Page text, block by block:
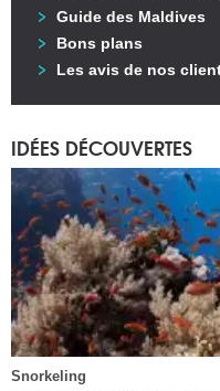
Guide des Maldives
Bons plans
Les avis de nos
IDÉES DÉCOUVERTES
Snorkeling